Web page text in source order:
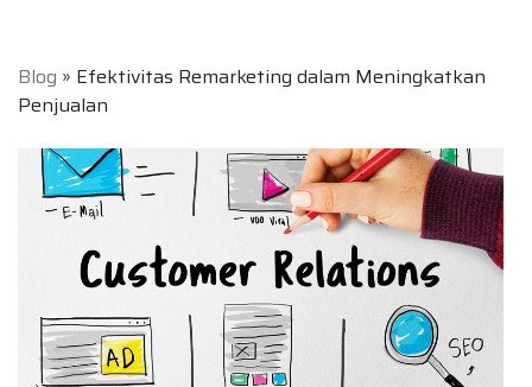
Blog » Efektivitas Remarketing dalam Meningkatkan
Penjualan